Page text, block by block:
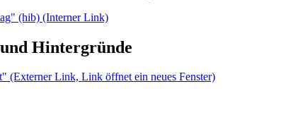
(hib) (Interner Link)
Hintergründe
(Externer Link, Link öffnet ein neues Fenster)